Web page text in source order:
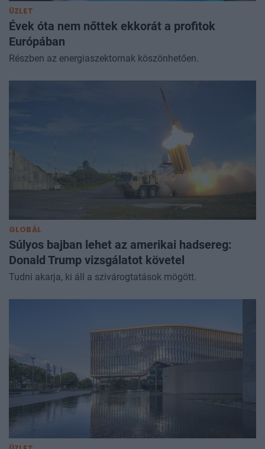
ÜZLET
Évek óta nem nőttek ekkorát a profitok
Európában
Részben az energiaszektornak köszönhetően.
GLOBÁL
Súlyos bajban lehet az amerikai hadsereg:
Donald Trump vizsgálatot követel
Tudni akarja, ki áll a szivárogtatások mögött.